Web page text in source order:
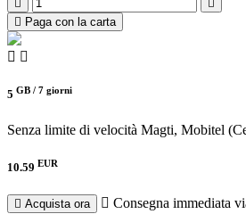
Paga con la carta
5 GB / 7 giorni
Senza limite di velocità Magti, Mobitel
10.59 EUR
Acquista ora
Consegna immediata